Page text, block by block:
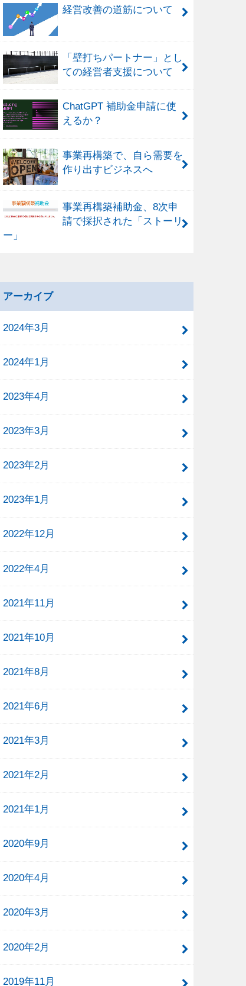
経営改善の道筋について
「壁打ちパートナー」とし
ての経営者支援について
ChatGPT 補助金申請に使
えるか？
事業再構築で、自ら需要を
作り出すビジネスへ
事業再構築補助金、8次申
請で採択された「ストーリ
ー」
アーカイブ
2024年3月
2024年1月
2023年4月
2023年3月
2023年2月
2023年1月
2022年12月
2022年4月
2021年11月
2021年10月
2021年8月
2021年6月
2021年3月
2021年2月
2021年1月
2020年9月
2020年4月
2020年3月
2020年2月
2019年11月